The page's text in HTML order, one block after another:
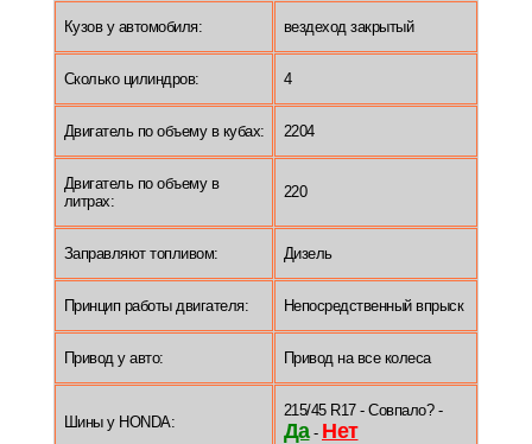
Кузов у автомобиля: вездеход закрытый
Сколько цилиндров: 4
Двигатель по объему в кубах: 2204
Двигатель по объему в
литрах:
220
Заправляют топливом: Дизель
Принцип работы двигателя: Непосредственный впрыск
Привод у авто: Привод на все колеса
Шины у HONDA:
215/45 R17 - Совпало? -
Да- Нет